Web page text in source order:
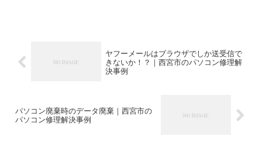
ヤフーメールはブラウザでしか送受信で
きないか！？｜西宮市のパソコン修理解
決事例
パソコン廃棄時のデータ廃棄｜西宮市の
パソコン修理解決事例